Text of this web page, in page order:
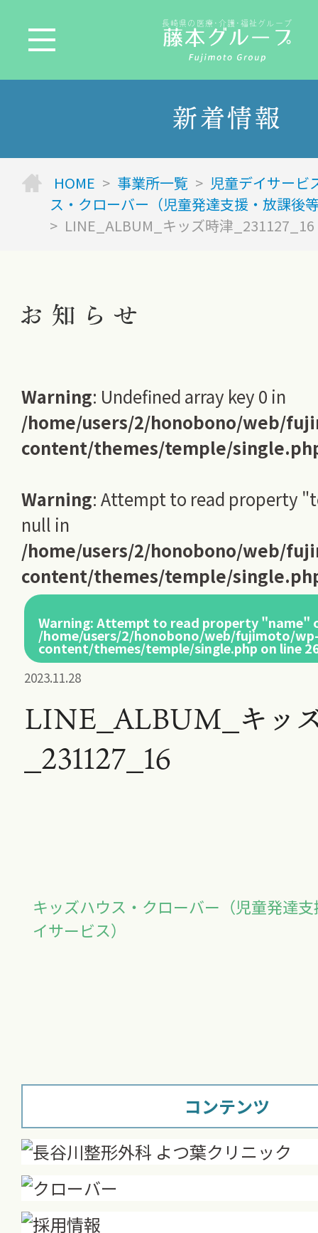
長崎県の医療･介護･福祉グループ
新着情報
HOME > 事業所一覧 > 児童デイサービ
ス・クローバー（児童発達支援・放課後
> LINE_ALBUM_キッズ時津_231127_16
Warning: Undefined array key 0 in
/home/users/2/honobono/web/
content/themes/temple/
Warning: Attempt to read property
null in
/home/users/2/honobono/web/
content/themes/temple/
Warning: Attempt to read property "name"
/home/users/2/honobono/web/fujimoto/
content/themes/temple/single.php on line
2023.11.28
LINE_ALBUM_キッ
_231127_16
キッズハウス・クローバー（児童発達
イサービス）
コンテンツ